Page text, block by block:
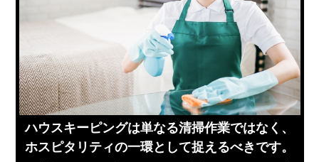
ハウスキーピングは単なる清掃作業ではなく、
ホスピタリティの一環として捉えるべきです。